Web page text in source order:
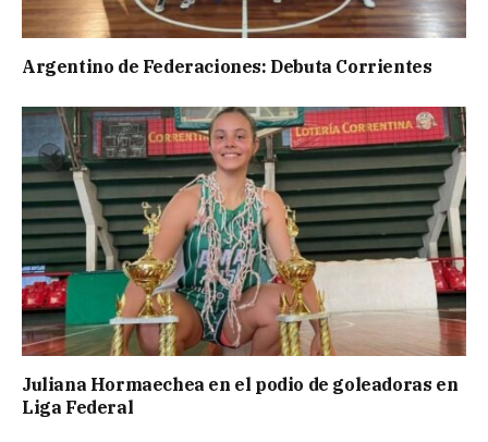
Argentino de Federaciones: Debuta Corrientes
Juliana Hormaechea en el podio de goleadoras en
Liga Federal